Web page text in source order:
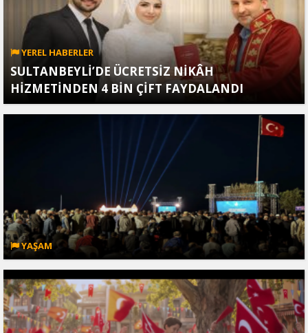
YEREL HABERLER
SULTANBEYLİ’DE ÜCRETSİZ NİKÂH
HİZMETİNDEN 4 BİN ÇİFT FAYDALANDI
YAŞAM